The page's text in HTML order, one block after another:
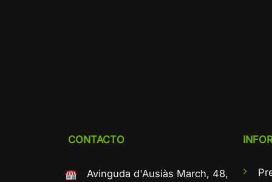
CONTACTO
Avinguda d'Ausiàs March, 48,